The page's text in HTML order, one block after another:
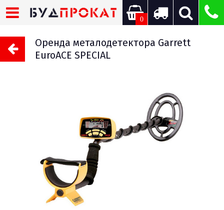
0
Оренда металодетектора Garrett
EuroACE SPECIAL